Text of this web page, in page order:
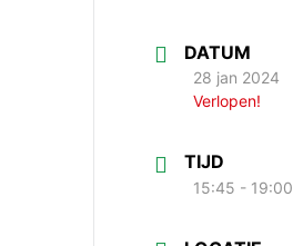
DATUM
28 jan 2024
Verlopen!
TIJD
15:45 - 19:00